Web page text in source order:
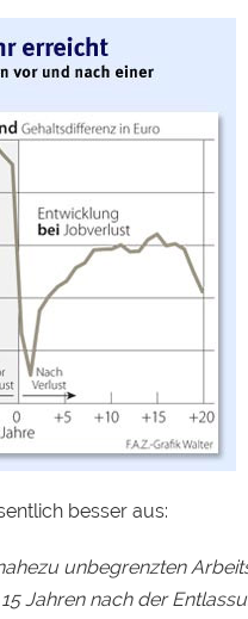
besser aus:
unbegrenzten
Jahren nach der